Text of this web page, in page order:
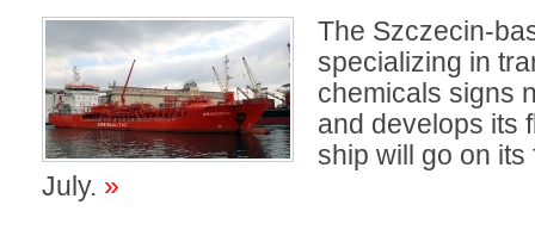
The Szczecin-
specializing in
chemicals signs
and develops its
ship will go on
July. »